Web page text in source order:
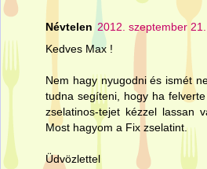
Névtelen 2012. szeptember
Kedves Max !
Nem hagy nyugodni és ismét
tudna segíteni, hogy ha
zselatinos-tejet kézzel lassan
Most hagyom a Fix zselatint.
Üdvözlettel